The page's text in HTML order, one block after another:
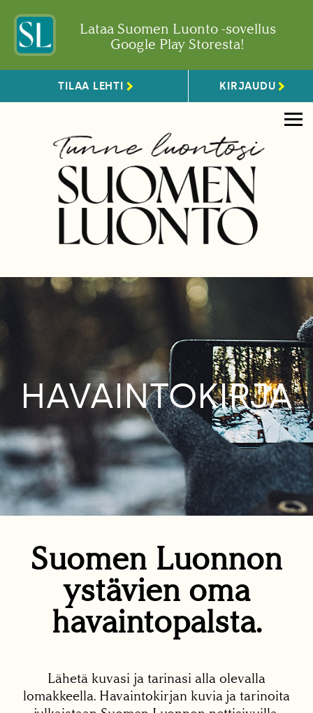
Lataa Suomen Luonto -sovellus
Google Play Storesta!
TILAA LEHTI KIRJAUDU
HAVAINTOKIRJA
Suomen Luonnon
ystävien oma
havaintopalsta.
Lähetä kuvasi ja tarinasi alla olevalla
lomakkeella. Havaintokirjan kuvia ja tarinoita